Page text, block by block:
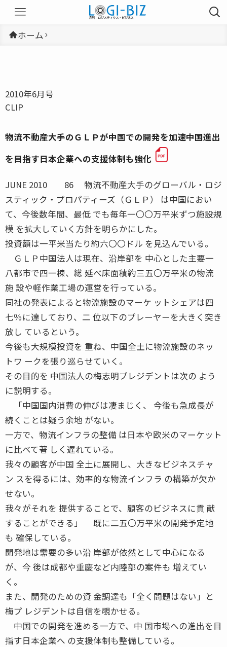
ホーム
2010年6月号
CLIP
物流不動産大手のＧＬＰが中国での開発を加速中国進出
を目指す日本企業への支援体制も強化
JUNE 2010 86 物流不動産大手のグローバル・ロジ
スティック・プロパティーズ（ＧＬＰ） は中国におい
て、今後数年間、最低 でも毎年一〇〇万平米ずつ施設規
模 を拡大していく方針を明らかにした。
投資額は一平米当たり約六〇〇ドル を見込んでいる。
ＧＬＰ中国法人は現在、沿岸部を 中心とした主要一
八都市で四一棟、総 延べ床面積約三五〇万平米の物流
施 設や軽作業工場の運営を行っている。
同社の発表によると物流施設のマーケ ットシェアは四
七％に達しており、二 位以下のプレーヤーを大きく突き
放し ているという。
今後も大規模投資を 重ね、中国全土に物流施設のネッ
トワ ークを張り巡らせていく。
その目的を 中国法人の梅志明プレジデントは次の よう
に説明する。
「中国国内消費の伸びは凄まじく、 今後も急成長が
続くことは疑う余地 がない。
一方で、物流インフラの整備 は日本や欧米のマーケット
に比べて著 しく遅れている。
我々の顧客が中国 全土に展開し、大きなビジネスチャ
ン スを得るには、効率的な物流インフラ の構築が欠か
せない。
我々がそれを 提供することで、顧客のビジネスに貢 献
することができる」 既に二五〇万平米の開発予定地
も 確保している。
開発地は需要の多い沿 岸部が依然として中心になる
が、今 後は成都や重慶など内陸部の案件も 増えてい
く。
また、開発のための資 金調達も「全く問題はない」と
梅プ レジデントは自信を覗かせる。
中国での開発を進める一方で、中 国市場への進出を目
指す日本企業へ の支援体制も整備している。